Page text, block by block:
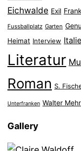
Eichwalde Exil
Fussballplatz Garten
Heimat Interview
Literatur
Roman S.
Unterfranken Walter
Gallery